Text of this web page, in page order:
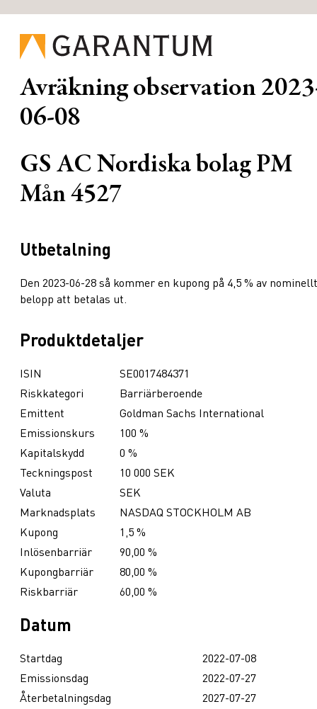
Avräkning observation
06-08
GS AC Nordiska bolag PM
Mån 4527
Utbetalning
Den 2023-06-28 så kommer en kupong på 4,5 % av nominellt
belopp att betalas ut.
Produktdetaljer
ISIN
SE0017484371
Riskkategori
Barriärberoende
Emittent
Goldman Sachs International
Emissionskurs
100 %
Kapitalskydd
0 %
Teckningspost
10 000 SEK
Valuta
SEK
Marknadsplats
NASDAQ STOCKHOLM AB
Kupong
1,5 %
Inlösenbarriär
90,00 %
Kupongbarriär
80,00 %
Riskbarriär
60,00 %
Datum
Startdag
2022-07-08
Emissionsdag
2022-07-27
Återbetalningsdag
2027-07-27